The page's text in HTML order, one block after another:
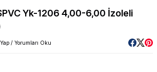
Yk-1206 4,00-6,00 İzoleli
/ Yorumları Oku